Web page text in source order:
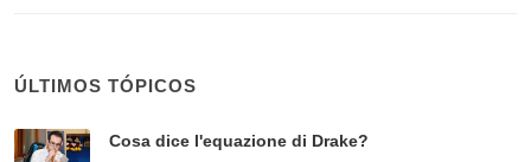
ÚLTIMOS TÓPICOS
Cosa dice l'equazione di Drake?